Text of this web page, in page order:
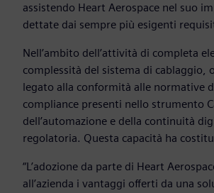
assistendo Heart Aerospace nel suo
dettate dai sempre più esigenti
Nell’ambito dell’attività di completa
complessità del sistema di cablaggio, o
legato alla conformità alle normative
compliance presenti nello strumento
dell’automazione e della continuità
regolatoria. Questa capacità ha
“L’adozione da parte di Heart
all’azienda i vantaggi offerti da una